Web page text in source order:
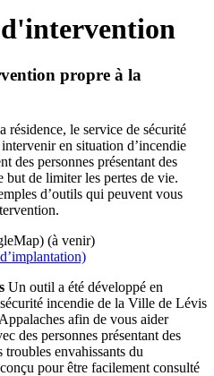
propre à la
résidence, le service de sécurité
en situation d’incendie
des personnes présentant des
but de limiter les pertes de vie.
d’outils qui peuvent vous
(à venir)
Un outil a été développé en
incendie de la Ville de Lévis
afin de vous aider
des personnes présentant des
envahissants du
pour être facilement consulté